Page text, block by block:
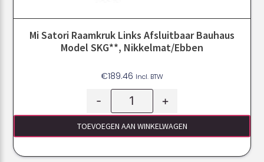
Mi Satori Raamkruk Links Afsluitbaar Bauhaus
Model SKG**, Nikkelmat/ebben
€189.46 Incl. BTW
- +
TOEVOEGEN AAN WINKELWAGEN